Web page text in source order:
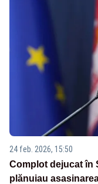
24 feb. 2026, 15:50
Complot dejucat în
plănuiau